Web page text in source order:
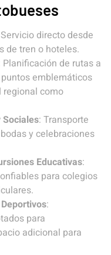
directo desde
de tren o hoteles.
Planificación de rutas a
emblemáticos
regional como
Sociales: Transporte
y celebraciones
Educativas:
para colegios
:
para
adicional para